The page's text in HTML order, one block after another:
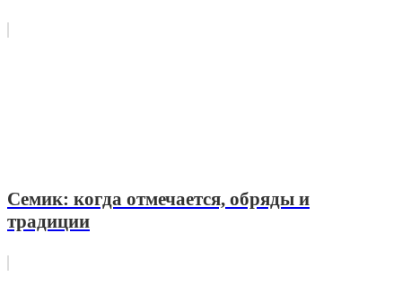
Семик: когда отмечается, обряды и
традиции